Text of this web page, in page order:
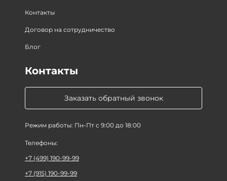
Контакты
Договор на сотрудничество
Блог
Заказать обратный звонок
Режим работы: Пн-Пт с 9:00 до 18:00
Контакты
Телефоны:
+7 (499) 190-99-99
+7 (915) 190-99-99